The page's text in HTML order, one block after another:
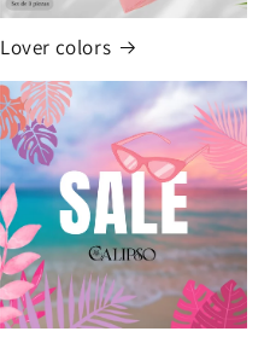
Lover colors